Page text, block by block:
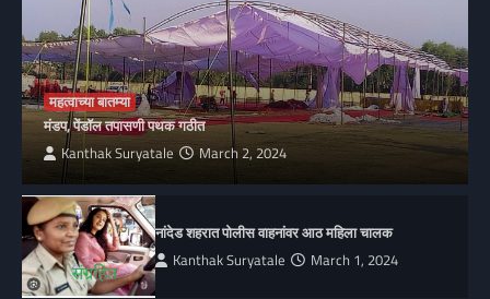
महत्वाच्या बातम्या
मंडप, पेंडॉल तपासणी पथक गठीत
Kanthak Suryatale March 2, 2024
नांदेड शहरात पोलीस वाहनांवर आठ महिला चालक
Kanthak Suryatale March 1, 2024